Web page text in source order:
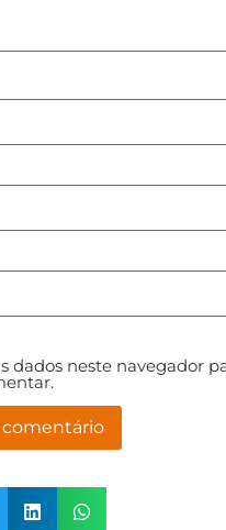
dados neste navegador